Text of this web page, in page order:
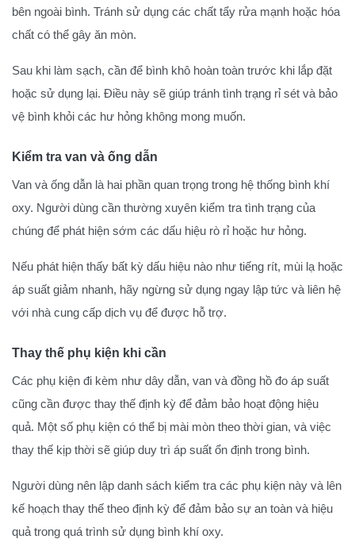
bên ngoài bình. Tránh sử dụng các chất tẩy rửa mạnh hoặc hóa
chất có thể gây ăn mòn.
Sau khi làm sạch, cần để bình khô hoàn toàn trước khi lắp đặt
hoặc sử dụng lại. Điều này sẽ giúp tránh tình trạng rỉ sét và bảo
vệ bình khỏi các hư hỏng không mong muốn.
Kiểm tra van và ống dẫn
Van và ống dẫn là hai phần quan trọng trong hệ thống bình khí
oxy. Người dùng cần thường xuyên kiểm tra tình trạng của
chúng để phát hiện sớm các dấu hiệu rò rỉ hoặc hư hỏng.
Nếu phát hiện thấy bất kỳ dấu hiệu nào như tiếng rít, mùi lạ hoặc
áp suất giảm nhanh, hãy ngừng sử dụng ngay lập tức và liên hệ
với nhà cung cấp dịch vụ để được hỗ trợ.
Thay thế phụ kiện khi cần
Các phụ kiện đi kèm như dây dẫn, van và đồng hồ đo áp suất
cũng cần được thay thế định kỳ để đảm bảo hoạt động hiệu
quả. Một số phụ kiện có thể bị mài mòn theo thời gian, và việc
thay thế kịp thời sẽ giúp duy trì áp suất ổn định trong bình.
Người dùng nên lập danh sách kiểm tra các phụ kiện này và lên
kế hoạch thay thế theo định kỳ để đảm bảo sự an toàn và hiệu
quả trong quá trình sử dụng bình khí oxy.